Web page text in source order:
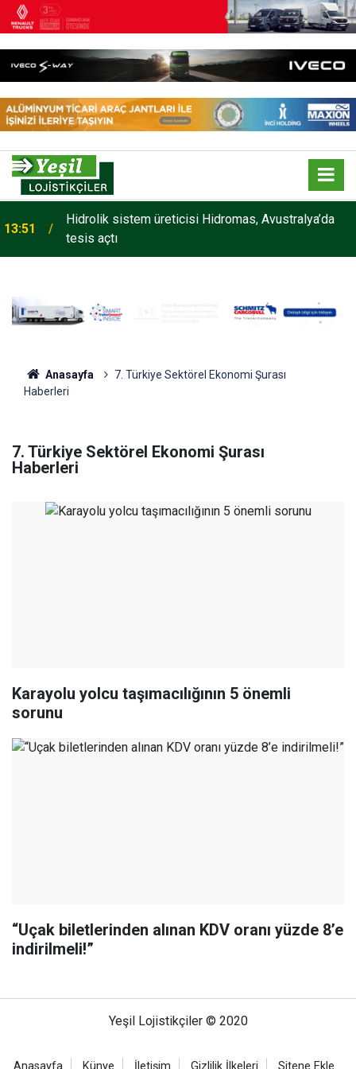
13:51
Hidrolik sistem üreticisi Hidromas, Avustralya’da
13:33
Maxion Wheels, yüksek performanslı seramik
yüzey işlem teknolojisi Maxion C-GUARD’ı tanıttı
Anasayfa
7. Türkiye Sektörel Ekonomi Şurası
Haberleri
7. Türkiye Sektörel Ekonomi Şurası
Haberleri
Karayolu yolcu taşımacılığının 5 önemli
sorunu
“Uçak biletlerinden alınan KDV oranı yüzde 8’e
indirilmeli!”
Yeşil Lojistikçiler © 2020